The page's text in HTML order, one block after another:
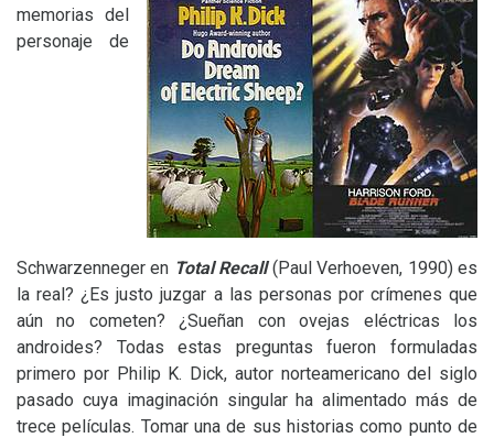
memorias del
personaje de
Schwarzenneger en Total Recall(Paul Verhoeven, 1990) es
la real? ¿Es justo juzgar a las personas por crímenes que
aún no cometen? ¿Sueñan con ovejas eléctricas los
androides? Todas estas preguntas fueron formuladas
primero por Philip K. Dick, autor norteamericano del siglo
pasado cuya imaginación singular ha alimentado más de
trece películas. Tomar una de sus historias como punto de